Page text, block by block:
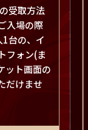
受取方法
入場の際
台の、イ
フォン(ま
ット画面の
だけませ